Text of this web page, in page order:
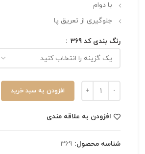
با دوام
جلوگیری از تعریق پا
رنگ بندی کد 369
افزودن به سبد خرید
افزودن به علاقه مندی
شناسه محصول: 369